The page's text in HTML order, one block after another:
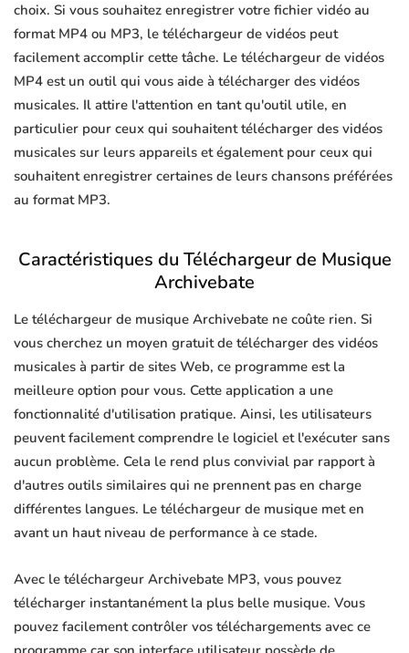
choix. Si vous souhaitez enregistrer votre fichier vidéo au
format MP4 ou MP3, le téléchargeur de vidéos peut
facilement accomplir cette tâche. Le téléchargeur de vidéos
MP4 est un outil qui vous aide à télécharger des vidéos
musicales. Il attire l'attention en tant qu'outil utile, en
particulier pour ceux qui souhaitent télécharger des vidéos
musicales sur leurs appareils et également pour ceux qui
souhaitent enregistrer certaines de leurs chansons préférées
au format MP3.
Caractéristiques du Téléchargeur de Musique
Archivebate
Le téléchargeur de musique Archivebate ne coûte rien. Si
vous cherchez un moyen gratuit de télécharger des vidéos
musicales à partir de sites Web, ce programme est la
meilleure option pour vous. Cette application a une
fonctionnalité d'utilisation pratique. Ainsi, les utilisateurs
peuvent facilement comprendre le logiciel et l'exécuter sans
aucun problème. Cela le rend plus convivial par rapport à
d'autres outils similaires qui ne prennent pas en charge
différentes langues. Le téléchargeur de musique met en
avant un haut niveau de performance à ce stade.
Avec le téléchargeur Archivebate MP3, vous pouvez
télécharger instantanément la plus belle musique. Vous
pouvez facilement contrôler vos téléchargements avec ce